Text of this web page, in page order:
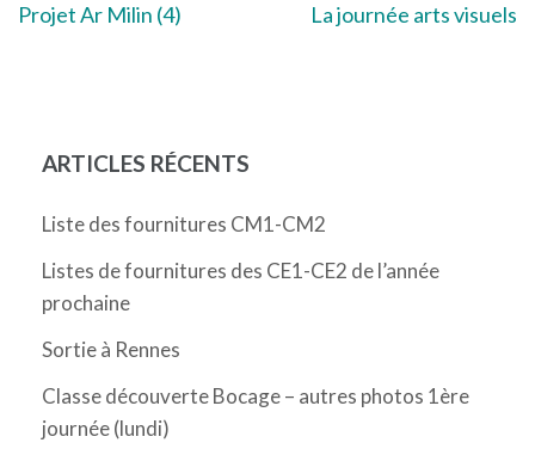
Navigation
Projet Ar Milin (4) La journée arts visuels
ARTICLES RÉCENTS
Liste des fournitures CM1-CM2
Listes de fournitures des CE1-CE2 de l’année
prochaine
Sortie à Rennes
Classe découverte Bocage – autres photos 1ère
journée (lundi)